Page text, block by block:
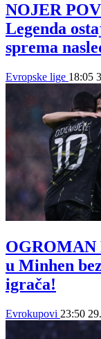
NOJER
Legenda
sprema
Evropske lige 18:05
OGROMAN
u Minhen
igrača!
Evrokupovi 23:50